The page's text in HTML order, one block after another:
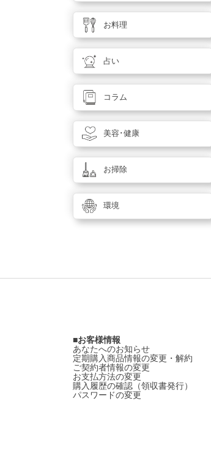
お料理
占い
コラム
美容･健康
お掃除
環境
お客様情報
あなたへのお知らせ
定期購入商品情報の変更・解約
ご契約者情報の変更
お支払方法の変更
購入履歴の確認（領収書発行）
パスワードの変更